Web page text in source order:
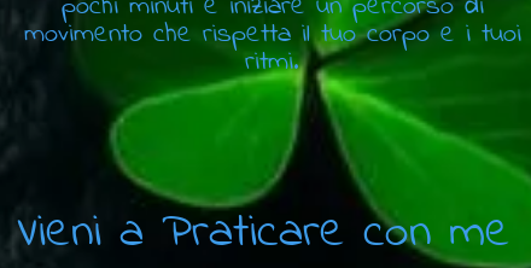
movimento che rispetta il tuo corpo e i tuoi
ritmi.
Vieni a Praticare con me